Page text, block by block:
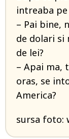
intreaba
– Pai bine,
de dolari si
de lei?
– Apai ma,
oras, se
America?
sursa foto: